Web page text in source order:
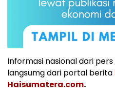
Informasi nasional dari
langsumg dari portal berita
Haisumatera.com.